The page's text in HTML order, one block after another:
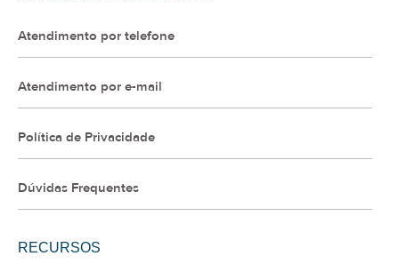
Atendimento por telefone
Atendimento por e-mail
Política de Privacidade
Dúvidas Frequentes
RECURSOS